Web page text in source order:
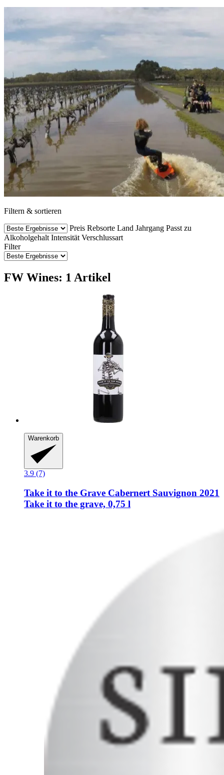
Filtern & sortieren
Preis Rebsorte Land Jahrgang Passt zu
Alkoholgehalt Intensität Verschlussart
Filter
FW Wines: 1 Artikel
Warenkorb
3.9 (7)
Take it to the Grave Cabernert Sauvignon 2021
Take it to the grave, 0,75 l